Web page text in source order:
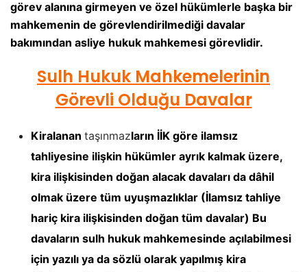
görev alanına girmeyen ve özel hükümlerle başka bir
mahkemenin de görevlendirilmediği davalar
bakımından asliye hukuk mahkemesi görevlidir.
Sulh Hukuk Mahkemelerinin
Görevli Olduğu Davalar
Kiralanan taşınmazların İİK göre ilamsız
tahliyesine ilişkin hükümler ayrık kalmak üzere,
kira ilişkisinden doğan alacak davaları da dâhil
olmak üzere tüm uyuşmazlıklar (İlamsız tahliye
hariç kira ilişkisinden doğan tüm davalar) Bu
davaların sulh hukuk mahkemesinde açılabilmesi
için yazılı ya da sözlü olarak yapılmış kira